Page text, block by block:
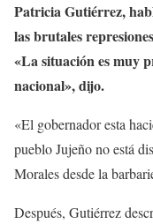
Patricia Gutiérrez,
las brutales
«La situación es muy
nacional», dijo.
«El gobernador esta
pueblo Jujeño no está
Morales desde la
Después, Gutiérrez